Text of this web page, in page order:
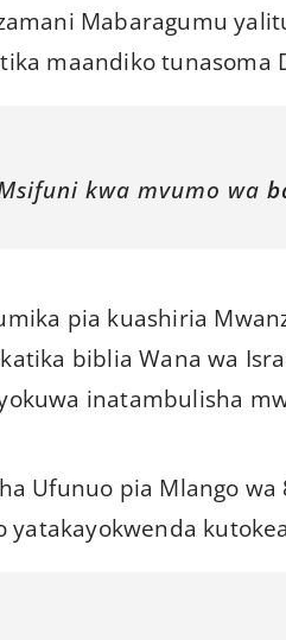
Mabaragumu
maandiko tunasoma
kwa mvumo wa
pia kuashiria
biblia Wana wa
inatambulisha
Ufunuo pia Mlango
yatakayokwenda